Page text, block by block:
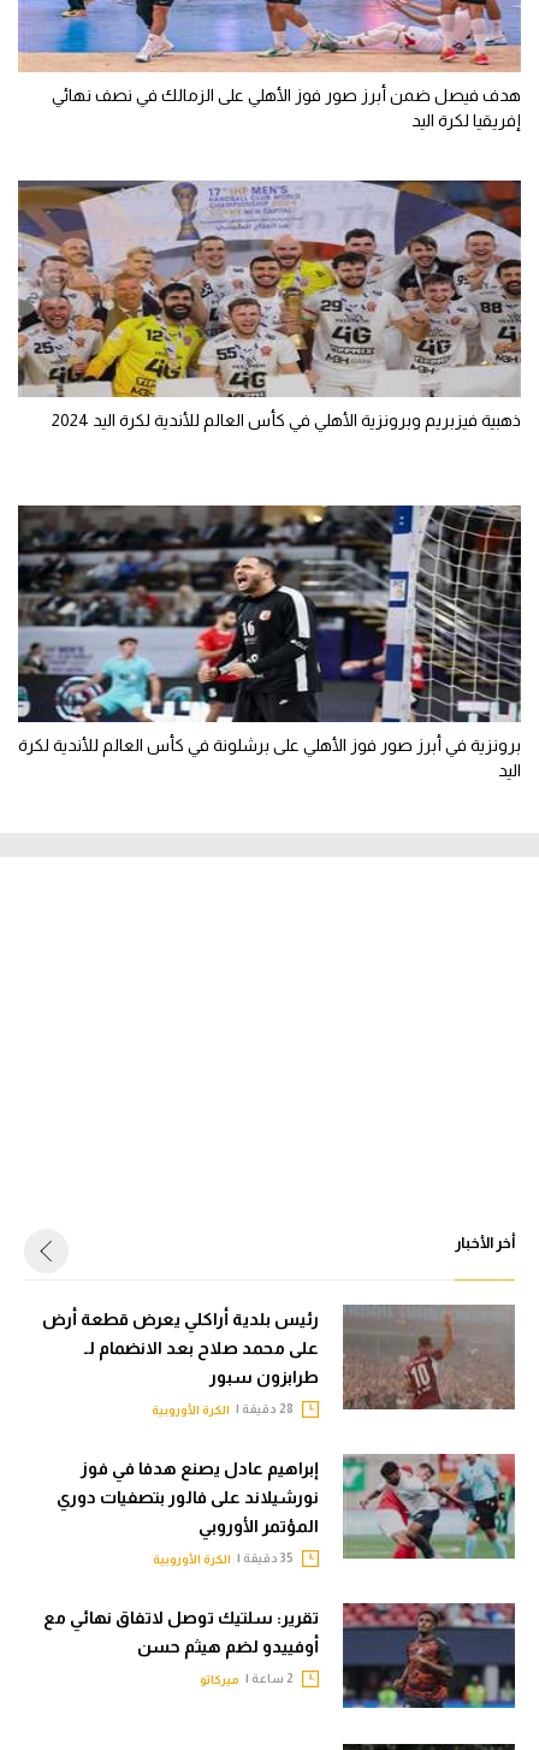
هدف فيصل ضمن أبرز صور فوز الأهلي على الزمالك في نصف نهائي
إفريقيا لكرة اليد
ذهبية فيزبريم وبرونزية الأهلي في كأس العالم للأندية لكرة اليد 2024
برونزية في أبرز صور فوز الأهلي على برشلونة في كأس العالم للأندية لكرة
اليد
أخر الأخبار
رئيس بلدية أراكلي يعرض قطعة أرض
على محمد صلاح بعد الانضمام لـ
طرابزون سبور
الكرة الأوروبية
إبراهيم عادل يصنع هدفا في فوز
نورشيلاند على فالور بتصفيات دوري
المؤتمر الأوروبي
الكرة الأوروبية
تقرير: سلتيك توصل لاتفاق نهائي مع
أوفييدو لضم هيثم حسن
ميركاتو